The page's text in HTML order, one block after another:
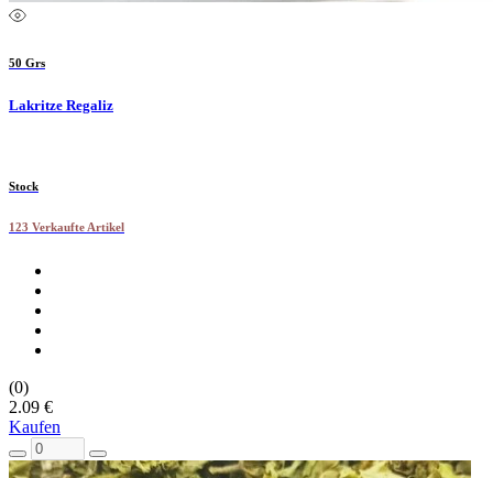
50 Grs
Lakritze Regaliz
Stock
123 Verkaufte Artikel
(0)
2.09 €
Kaufen